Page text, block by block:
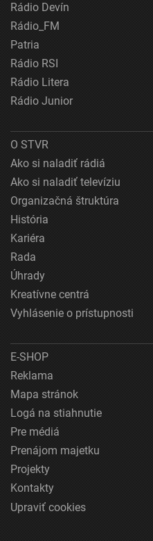
Rádio Devín
Rádio_FM
Patria
Rádio RSI
Rádio Litera
Rádio Junior
O STVR
Ako si naladiť rádiá
Ako si naladiť televíziu
Organizačná štruktúra
História
Kariéra
Rada
Úhrady
Kreatívne centrá
Vyhlásenie o prístupnosti
E-SHOP
Reklama
Mapa stránok
Logá na stiahnutie
Pre médiá
Prenájom majetku
Projekty
Kontakty
Upraviť cookies